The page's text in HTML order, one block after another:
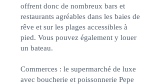
offrent donc de nombreux bars et
restaurants agréables dans les baies de
rêve et sur les plages accessibles à
pied. Vous pouvez également y louer
un bateau.
Commerces : le supermarché de luxe
avec boucherie et poissonnerie Pepe